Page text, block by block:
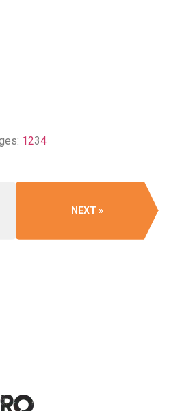
1234
NEXT